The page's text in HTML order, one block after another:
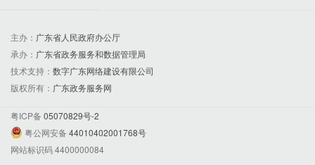
主办： 广东省人民政府办公厅
承办： 广东省政务服务和数据管理局
技术支持： 数字广东网络建设有限公司
版权所有： 广东政务服务网
粤ICP备 05070829号-2
粤公网安备44010402001768号
网站标识码 4400000084